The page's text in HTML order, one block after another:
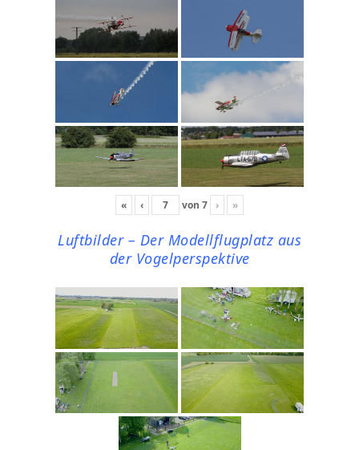
« ‹ von 7 › »
Luftbilder – Der Modellflugplatz aus
der Vogelperspektive